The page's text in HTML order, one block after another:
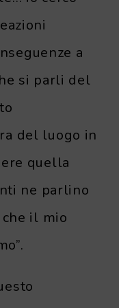
a
si parli del
del luogo in
quella
ne parlino
il mio